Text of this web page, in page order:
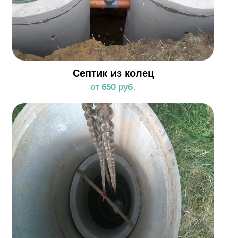
Септик из колец
от 650 руб.